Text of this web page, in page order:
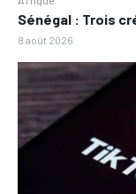
Sénégal : Trois
8 août 2026